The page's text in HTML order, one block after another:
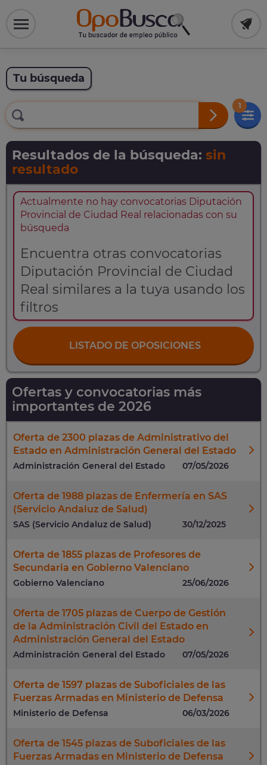
Tu búsqueda
1
Resultados de la búsqueda: sin
resultado
Actualmente no hay convocatorias Diputación
Provincial de Ciudad Real relacionadas con su
búsqueda
Encuentra otras convocatorias
Diputación Provincial de Ciudad
Real similares a la tuya usando los
filtros
LISTADO DE OPOSICIONES
Ofertas y convocatorias más
importantes de 2026
Oferta de 2300 plazas de Administrativo del
Estado en Administración General del Estado
Administración General del Estado 07/05/2026
Oferta de 1988 plazas de Enfermería en SAS
(Servicio Andaluz de Salud)
SAS (Servicio Andaluz de Salud) 30/12/2025
Oferta de 1855 plazas de Profesores de
Secundaria en Gobierno Valenciano
Gobierno Valenciano 25/06/2026
Oferta de 1705 plazas de Cuerpo de Gestión
de la Administración Civil del Estado en
Administración General del Estado
Administración General del Estado 07/05/2026
Oferta de 1597 plazas de Suboficiales de las
Fuerzas Armadas en Ministerio de Defensa
Ministerio de Defensa 06/03/2026
Oferta de 1545 plazas de Suboficiales de las
Fuerzas Armadas en Ministerio de Defensa